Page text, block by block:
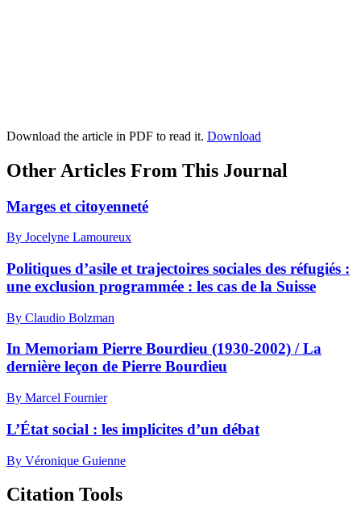
Download the article in PDF to read it. Download
Other Articles From This Journal
Marges et citoyenneté
By Jocelyne Lamoureux
Politiques d’asile et trajectoires sociales des réfugiés :
une exclusion programmée : les cas de la Suisse
By Claudio Bolzman
In Memoriam Pierre Bourdieu (1930-2002) / La
dernière leçon de Pierre Bourdieu
By Marcel Fournier
L’État social : les implicites d’un débat
By Véronique Guienne
Citation Tools